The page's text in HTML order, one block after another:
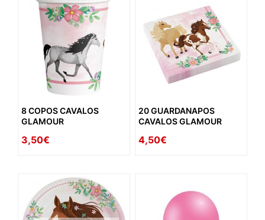
8 COPOS CAVALOS
GLAMOUR
3,50€
20 GUARDANAPOS
CAVALOS GLAMOUR
4,50€